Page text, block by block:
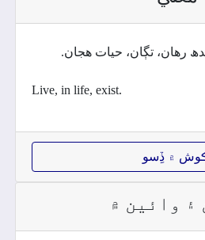
رھان، تڳان، حيات ھجان.
Live, in life, exist.
۾ ڏِسو
۽ وائين ۾